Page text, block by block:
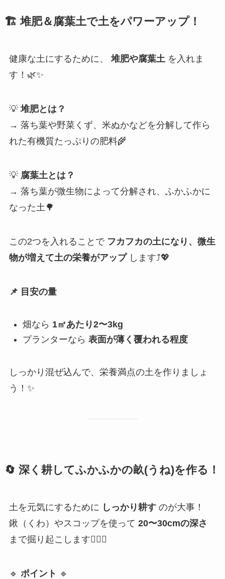
🏗堆肥＆腐葉土で土をパワーアップ！
健康な土にするために、堆肥や腐葉土を入れま
す！🌿✨
💡堆肥とは？
→ 落ち葉や野菜くず、米ぬかなどを分解して作ら
れた有機質たっぷりの肥料🌾
💡 腐葉土とは？
→ 落ち葉が微生物によって分解され、ふかふかに
なった土🌳
この2つを入れることで フカフカの土になり、微生
物が増えて土の栄養がアップします⤴💖
📌 目安の量
畑なら 1㎡あたり2〜3kg
プランターなら 表面が薄く覆われる程度
しっかり混ぜ込んで、栄養満点の土を作りましょ
う！✨
🔄 深く耕してふかふかの畝(うね)を作る！
土を元気にするために しっかり耕すのが大事！
鍬（くわ）やスコップを使って 20〜30cmの深さ
まで掘り起こします👷‍♂️✨
🔹 ポイント 🔹